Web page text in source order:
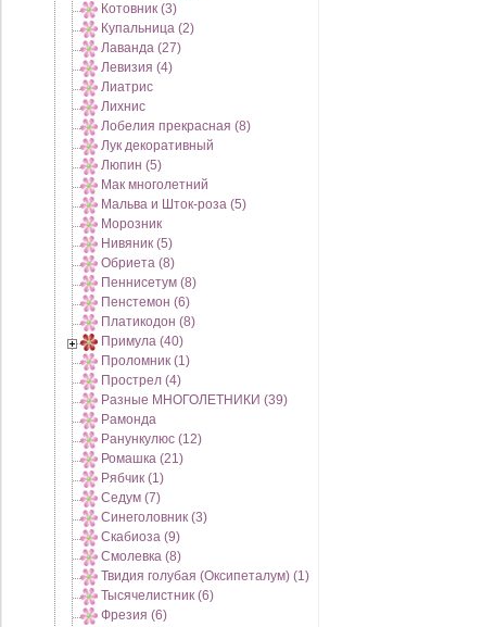
Котовник (3)
Купальница (2)
Лаванда (27)
Левизия (4)
Лиатрис
Лихнис
Лобелия прекрасная (8)
Лук декоративный
Люпин (5)
Мак многолетний
Мальва и Шток-роза (5)
Морозник
Нивяник (5)
Обриета (8)
Пеннисетум (8)
Пенстемон (6)
Платикодон (8)
Примула (40)
Проломник (1)
Прострел (4)
Разные МНОГОЛЕТНИКИ (39)
Рамонда
Ранункулюс (12)
Ромашка (21)
Рябчик (1)
Седум (7)
Синеголовник (3)
Скабиоза (9)
Смолевка (8)
Твидия голубая (Оксипеталум) (1)
Тысячелистник (6)
Фрезия (6)